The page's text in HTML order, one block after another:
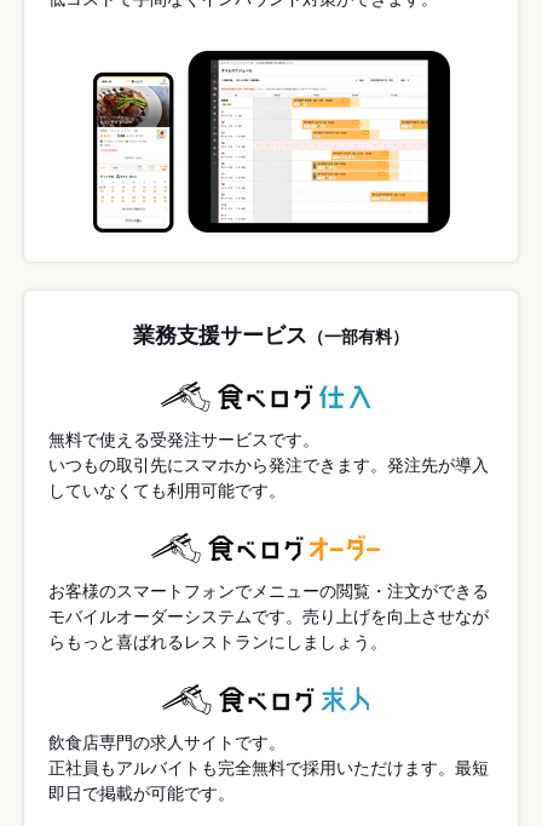
業務支援サービス （一部有料）
無料で使える受発注サービスです。
いつもの取引先にスマホから発注できます。発注先が導入
していなくても利用可能です。
お客様のスマートフォンでメニューの閲覧・注文ができる
モバイルオーダーシステムです。売り上げを向上させなが
らもっと喜ばれるレストランにしましょう。
飲食店専門の求人サイトです。
正社員もアルバイトも完全無料で採用いただけます。最短
即日で掲載が可能です。